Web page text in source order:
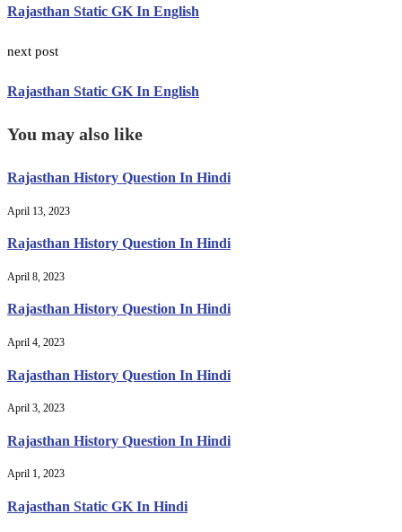
Rajasthan Static GK In English
next post
Rajasthan Static GK In English
You may also like
Rajasthan History Question In Hindi
April 13, 2023
Rajasthan History Question In Hindi
April 8, 2023
Rajasthan History Question In Hindi
April 4, 2023
Rajasthan History Question In Hindi
April 3, 2023
Rajasthan History Question In Hindi
April 1, 2023
Rajasthan Static GK In Hindi